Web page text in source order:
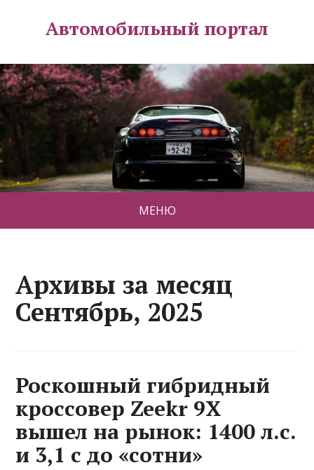
Автомобильный портал
МЕНЮ
Архивы за месяц
Сентябрь, 2025
Роскошный гибридный
кроссовер Zeekr 9X
вышел на рынок: 1400 л.с.
и 3,1 с до «сотни»